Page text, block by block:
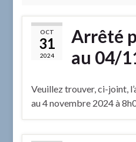
OCT
31
2024
Arrêté
au 04/
Veuillez trouver, ci-joint,
au 4 novembre 2024 à